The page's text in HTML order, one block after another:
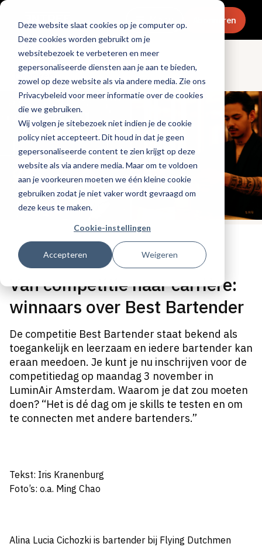
Deze website slaat cookies op je computer op.
Deze cookies worden gebruikt om je
websitebezoek te verbeteren en meer
gepersonaliseerde diensten aan je aan te bieden,
zowel op deze website als via andere media. Zie ons
Privacybeleid voor meer informatie over de cookies
die we gebruiken.
Wij volgen je sitebezoek niet indien je de cookie
policy niet accepteert. Dit houd in dat je geen
gepersonaliseerde content te zien krijgt op deze
website als via andere media. Maar om te voldoen
aan je voorkeuren moeten we één kleine cookie
gebruiken zodat je niet vaker wordt gevraagd om
deze keus te maken.
Cookie-instellingen
Accepteren Weigeren
Menu Abonneren
Dranken
Tags:cocktails,evenementen
Gepubliceerd op: 19 augustus 2025
Van competitie naar carrière:
winnaars over Best Bartender
De competitie Best Bartender staat bekend als
toegankelijk en leerzaam en iedere bartender kan
eraan meedoen. Je kunt je nu inschrijven voor de
competitiedag op maandag 3 november in
LuminAir Amsterdam. Waarom je dat zou moeten
doen? “Het is dé dag om je skills te testen en om
te connecten met andere bartenders.”
Tekst: Iris Kranenburg
Foto’s: o.a. Ming Chao
Alina Lucia Cichozki is bartender bij Flying Dutchmen